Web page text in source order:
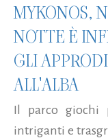
MYKONOS,
NOTTE È
GLI
ALL'ALBA
Il parco giochi
intriganti e